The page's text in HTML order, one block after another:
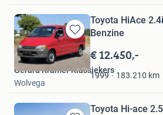
Bewaren
in
Mijn
Favorieten
Toyota HiAce
Benzine
€ 12.450,-
1999 183.210 km
Gerard Kramer Klassiekers
Wolvega
Toyota Hi-ace